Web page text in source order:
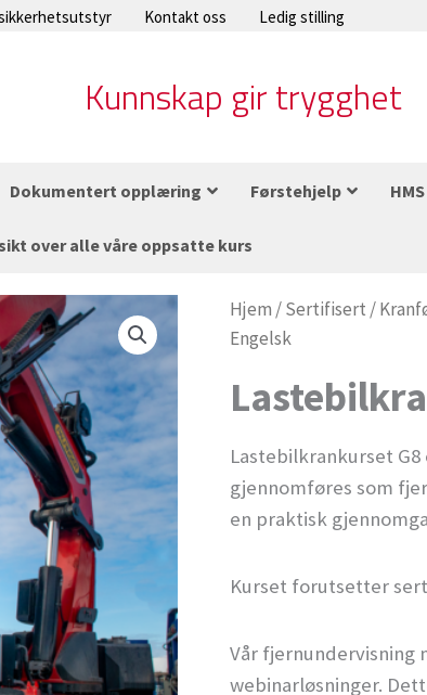
Kontakt oss Ledig stilling
Kunnskap gir trygghet
Dokumentert opplæring Førstehjelp
over alle våre oppsatte kurs
Hjem /Sertifisert /
Engelsk
Lastebilkrankurset
gjennomføres som
en praktisk
Kurset forutsetter
Vår fjernundervisning
webinarløsninger.
Lastebilkrankurs
G8
Engelsk